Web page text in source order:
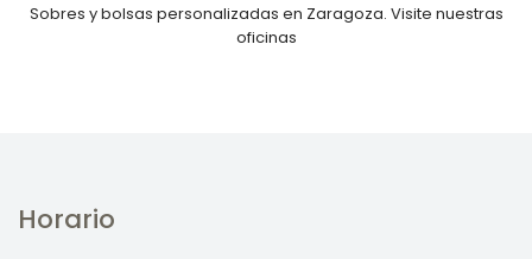
Sobres y bolsas personalizadas en Zaragoza. Visite nuestras
oficinas
Horario